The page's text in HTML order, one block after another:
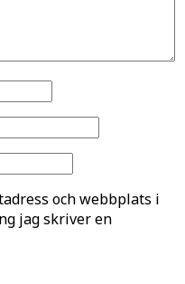
och webbplats i
jag skriver en